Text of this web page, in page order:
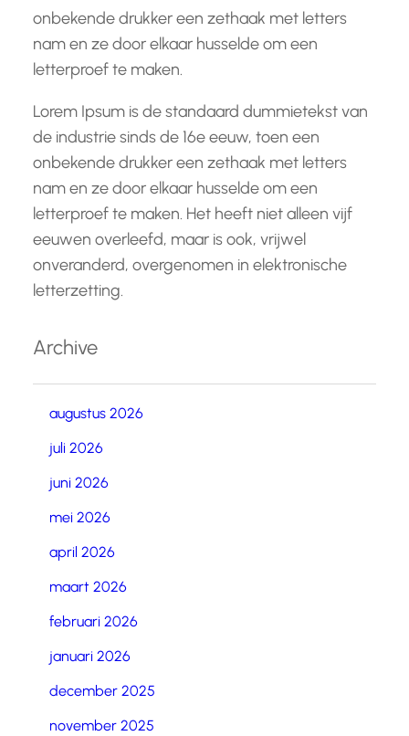
onbekende drukker een zethaak met letters
nam en ze door elkaar husselde om een
letterproef te maken.
Lorem Ipsum is de standaard dummietekst van
de industrie sinds de 16e eeuw, toen een
onbekende drukker een zethaak met letters
nam en ze door elkaar husselde om een
letterproef te maken. Het heeft niet alleen vijf
eeuwen overleefd, maar is ook, vrijwel
onveranderd, overgenomen in elektronische
letterzetting.
Archive
augustus 2026
juli 2026
juni 2026
mei 2026
april 2026
maart 2026
februari 2026
januari 2026
december 2025
november 2025